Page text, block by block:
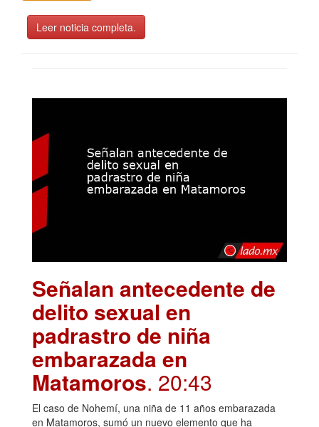
Leer noticia completa.
Señalan antecedente de
delito sexual en
padrastro de niña
embarazada en
Matamoros. 20:43
El caso de Nohemí, una niña de 11 años embarazada
en Matamoros, sumó un nuevo elemento que ha